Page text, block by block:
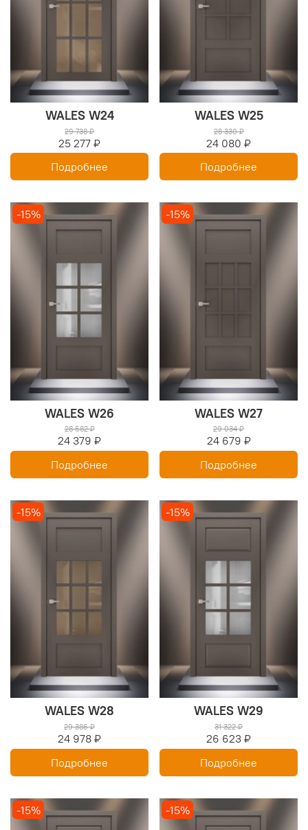
WALES W24
29 738 ₽
25 277 ₽
Подробнее
WALES W25
28 330 ₽
24 080 ₽
Подробнее
-15%
WALES W26
28 682 ₽
24 379 ₽
Подробнее
-15%
WALES W27
29 034 ₽
24 679 ₽
Подробнее
-15%
WALES W28
29 386 ₽
24 978 ₽
Подробнее
-15%
WALES W29
31 322 ₽
26 623 ₽
Подробнее
-15% -15%